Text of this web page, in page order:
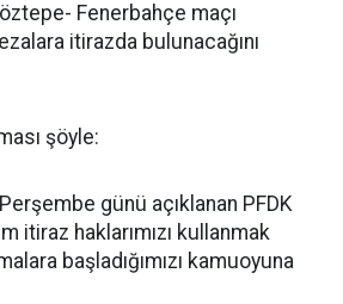
Fenerbahçe maçı
itirazda bulunacağını
şöyle:
günü açıklanan PFDK
itiraz haklarımızı kullanmak
başladığımızı kamuoyuna